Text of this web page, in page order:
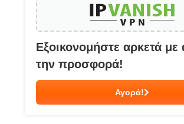
Εξοικονομήστε αρκετά με
την προσφορά!
Αγορά!